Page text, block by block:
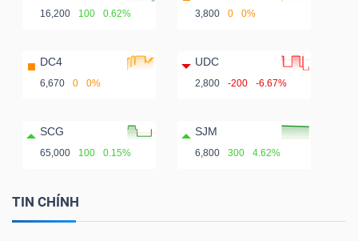
16,200 100 0.62% 3,800 0 0%
DC4
6,670 0 0%
UDC
2,800 -200 -6.67%
SCG
65,000 100 0.15%
SJM
6,800 300 4.62%
TIN CHÍNH